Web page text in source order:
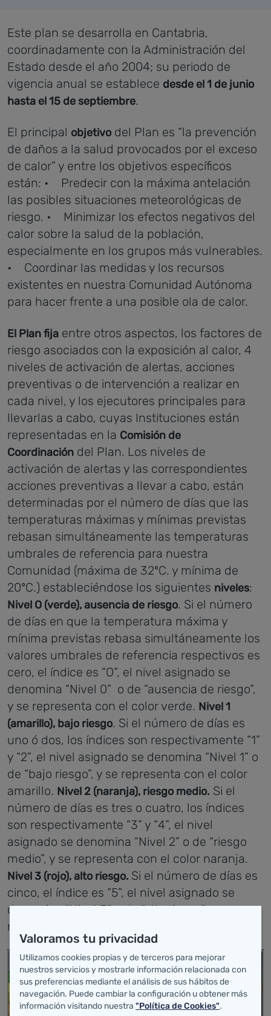
Este plan se desarrolla en Cantabria,
coordinadamente con la Administración del
Estado desde el año 2004; su periodo de
vigencia anual se establece desde el 1 de junio
hasta el 15 de septiembre.
El principal objetivo del Plan es “la prevención
de daños a la salud provocados por el exceso
de calor” y entre los objetivos específicos
están: • Predecir con la máxima antelación
las posibles situaciones meteorológicas de
riesgo. • Minimizar los efectos negativos del
calor sobre la salud de la población,
especialmente en los grupos más vulnerables.
• Coordinar las medidas y los recursos
existentes en nuestra Comunidad Autónoma
para hacer frente a una posible ola de calor.
El Plan fija entre otros aspectos, los factores de
riesgo asociados con la exposición al calor, 4
niveles de activación de alertas, acciones
preventivas o de intervención a realizar en
cada nivel, y los ejecutores principales para
llevarlas a cabo, cuyas Instituciones están
representadas en la Comisión de
Coordinación del Plan. Los niveles de
activación de alertas y las correspondientes
acciones preventivas a llevar a cabo, están
determinadas por el número de días que las
temperaturas máximas y mínimas previstas
rebasan simultáneamente las temperaturas
umbrales de referencia para nuestra
Comunidad (máxima de 32ºC. y mínima de
20ºC.) estableciéndose los siguientes niveles:
Nivel O (verde), ausencia de riesgo. Si el número
de días en que la temperatura máxima y
mínima previstas rebasa simultáneamente los
valores umbrales de referencia respectivos es
cero, el índice es “O”, el nivel asignado se
denomina “Nivel 0” o de “ausencia de riesgo”,
y se representa con el color verde. Nivel 1
(amarillo), bajo riesgo. Si el número de días es
uno ó dos, los índices son respectivamente “1”
y “2”, el nivel asignado se denomina “Nivel 1” o
de “bajo riesgo”, y se representa con el color
amarillo. Nivel 2 (naranja), riesgo medio. Si el
número de días es tres o cuatro, los índices
son respectivamente “3” y “4”, el nivel
asignado se denomina “Nivel 2” o de “riesgo
medio”, y se representa con el color naranja.
Nivel 3 (rojo), alto riesgo. Si el número de días es
cinco, el índice es “5”, el nivel asignado se
denomina “Nivel 3” o de “alto riesgo”, y se
representa con el color rojo.
Valoramos tu privacidad
Utilizamos cookies propias y de terceros para mejorar
nuestros servicios y mostrarle información relacionada con
sus preferencias mediante el análisis de sus hábitos de
navegación. Puede cambiar la configuración u obtener más
información visitando nuestra "Política de Cookies".